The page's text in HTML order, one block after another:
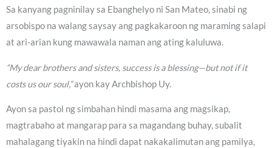
Sa kanyang pagninilay sa Ebanghelyo ni San Mateo, sinabi ng
arsobispo na walang saysay ang pagkakaroon ng maraming salapi
at ari-arian kung mawawala naman ang ating kaluluwa.
“My dear brothers and sisters, success is a blessing—but not if it
costs us our soul,”ayon kay Archbishop Uy.
Ayon sa pastol ng simbahan hindi masama ang magsikap,
magtrabaho at mangarap para sa magandang buhay, subalit
mahalagang tiyakin na hindi dapat nakakalimutan ang pamilya,